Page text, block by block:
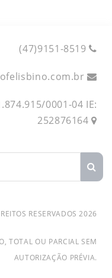
(47)9151-8519
0001-04 IE:
252876164
RESERVADOS 2026
TOTAL OU PARCIAL SEM
AUTORIZAÇÃO PRÉVIA.